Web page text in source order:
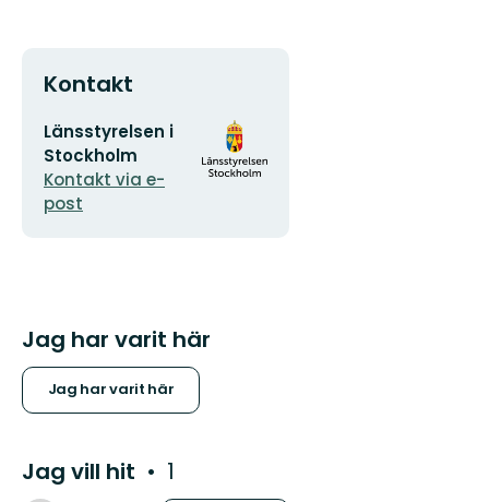
Kontakt
E-
postadress
Länsstyrelsen i
Stockholm
Kontakt via e-
post
Organisationens
logotyp
Jag har varit här
Jag har varit här
Jag vill hit 1